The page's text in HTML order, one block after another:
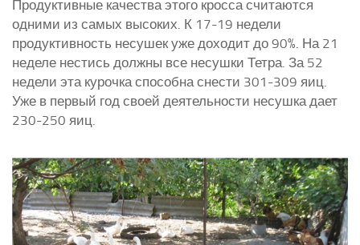
Продуктивные качества этого кросса считаются
одними из самых высоких. К 17-19 недели
продуктивность несушек уже доходит до 90%. На 21
неделе нестись должны все несушки Тетра. За 52
недели эта курочка способна снести 301-309 яиц.
Уже в первый год своей деятельности несушка дает
230-250 яиц.